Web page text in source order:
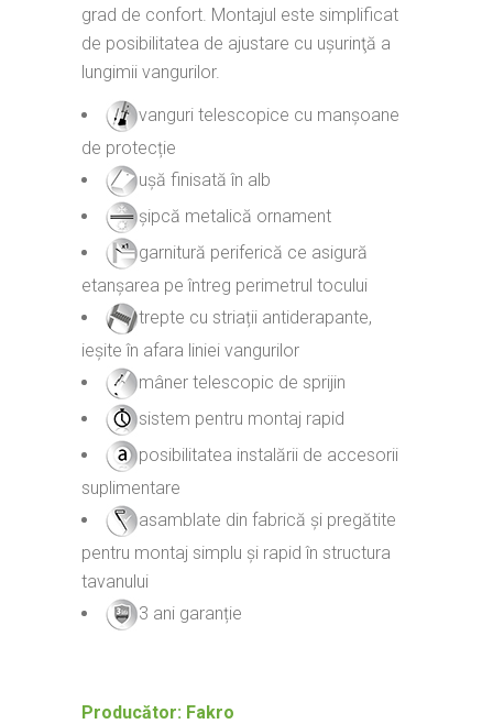
grad de confort. Montajul este simplificat
de posibilitatea de ajustare cu uşurinţă a
lungimii vangurilor.
vanguri telescopice cu manșoane
de protecție
ușă finisată în alb
șipcă metalică ornament
garnitură periferică ce asigură
etanșarea pe întreg perimetrul tocului
trepte cu striații antiderapante,
ieșite în afara liniei vangurilor
mâner telescopic de sprijin
sistem pentru montaj rapid
posibilitatea instalării de accesorii
suplimentare
asamblate din fabrică și pregătite
pentru montaj simplu și rapid în structura
tavanului
3 ani garanție
Producător: Fakro